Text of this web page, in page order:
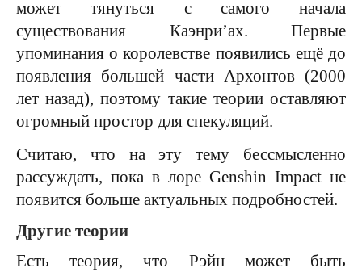
может тянуться с самого начала
существования Каэнри’ах. Первые
упоминания о королевстве появились ещё до
появления большей части Архонтов (2000
лет назад), поэтому такие теории оставляют
огромный простор для спекуляций.
Считаю, что на эту тему бессмысленно
рассуждать, пока в лоре Genshin Impact не
появится больше актуальных подробностей.
Другие теории
Есть теория, что Рэйн может быть